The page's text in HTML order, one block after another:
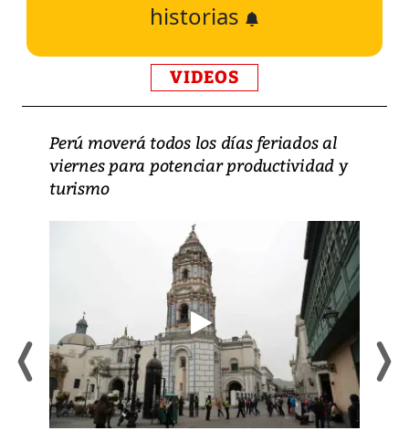
historias
VIDEOS
Perú moverá todos los días feriados al
viernes para potenciar productividad y
turismo